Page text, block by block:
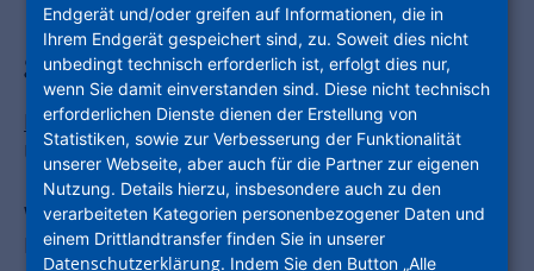
Handeln ausgezeichnet / Jury lobt
ganzheitliches Engagement
Frankfurt am Main– Toller Erfolg für die
Unternehmensgruppe Nassauische Heimstätte
| Wohnstadt (NHW): Hessens größtes
Wohnungsunternehmen hat den CSR-Preis der
Bundesregierung 2020 gewonnen. Die NHW
Endgerät und/oder greifen auf Informationen, die in
Ihrem Endgerät gespeichert sind, zu. Soweit dies nicht
unbedingt technisch erforderlich ist, erfolgt dies nur,
wenn Sie damit einverstanden sind. Diese nicht technisch
erforderlichen Dienste dienen der Erstellung von
Statistiken, sowie zur Verbesserung der Funktionalität
unserer Webseite, aber auch für die Partner zur eigenen
Nutzung. Details hierzu, insbesondere auch zu den
verarbeiteten Kategorien personenbezogener Daten und
einem Drittlandtransfer finden Sie in unserer
Datenschutzerklärung. Indem Sie den Button „Alle